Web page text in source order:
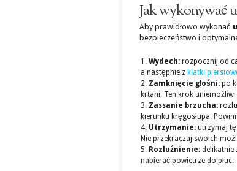
Jak wykonywać
Aby prawidłowo wykonać
bezpieczeństwo i
Wydech: rozpocznij od
a następnie z klatki
Zamknięcie głośni: po
krtani. Ten krok
Zassanie brzucha:
kierunku kręgosłupa.
Utrzymanie: utrzymaj
Nie przekraczaj swoich
Rozluźnienie: delikatnie
nabierać powietrze do płuc.